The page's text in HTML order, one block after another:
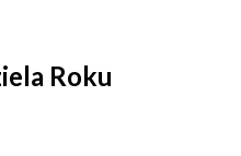
Roku